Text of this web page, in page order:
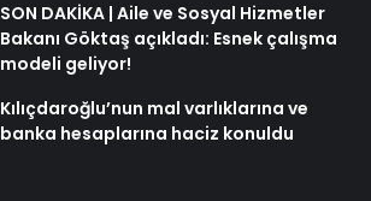
SON DAKİKA | Aile ve Sosyal Hizmetler
Bakanı Göktaş açıkladı: Esnek çalışma
modeli geliyor!
Kılıçdaroğlu’nun mal varlıklarına ve
banka hesaplarına haciz konuldu